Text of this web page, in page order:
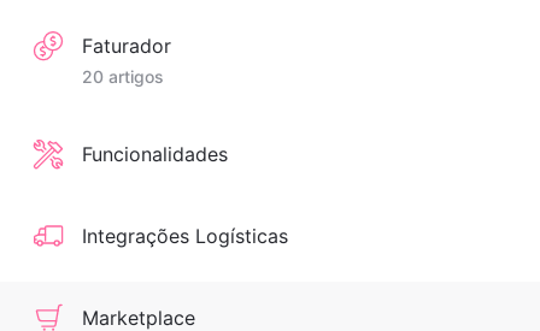
Faturador
20 artigos
Funcionalidades
Integrações Logísticas
Marketplace